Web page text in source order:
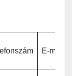
E-mail